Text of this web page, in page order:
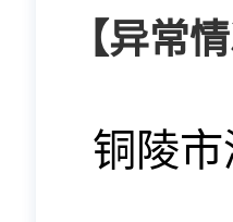
【异常
铜陵